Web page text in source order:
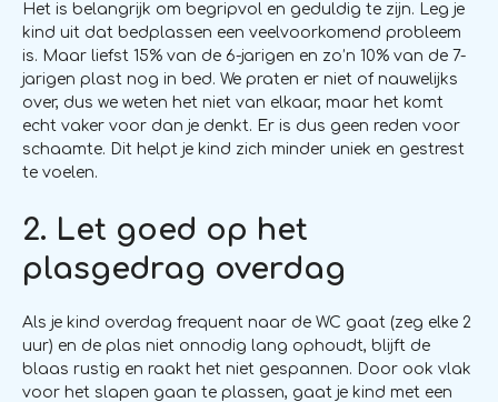
Het is belangrijk om begripvol en geduldig te zijn. Leg je
kind uit dat bedplassen een veelvoorkomend probleem
is. Maar liefst 15% van de 6-jarigen en zo’n 10% van de 7-
jarigen plast nog in bed. We praten er niet of nauwelijks
over, dus we weten het niet van elkaar, maar het komt
echt vaker voor dan je denkt. Er is dus geen reden voor
schaamte. Dit helpt je kind zich minder uniek en gestrest
te voelen.
2. Let goed op het
plasgedrag overdag
Als je kind overdag frequent naar de WC gaat (zeg elke 2
uur) en de plas niet onnodig lang ophoudt, blijft de
blaas rustig en raakt het niet gespannen. Door ook vlak
voor het slapen gaan te plassen, gaat je kind met een